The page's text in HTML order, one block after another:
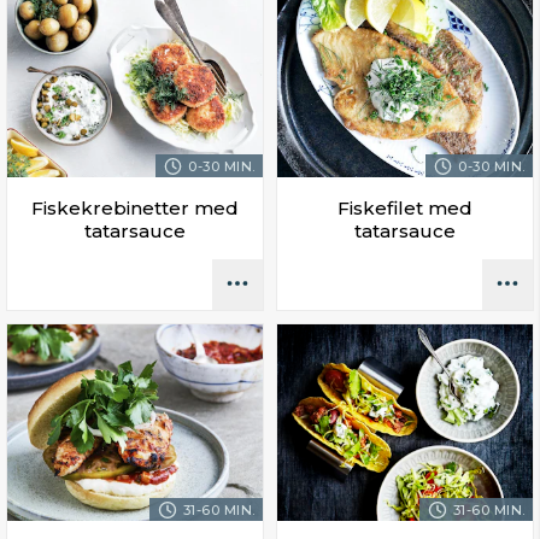
0-30 MIN.
Fiskekrebinetter med
tatarsauce
0-30 MIN.
Fiskefilet med
tatarsauce
31-60 MIN. 31-60 MIN.